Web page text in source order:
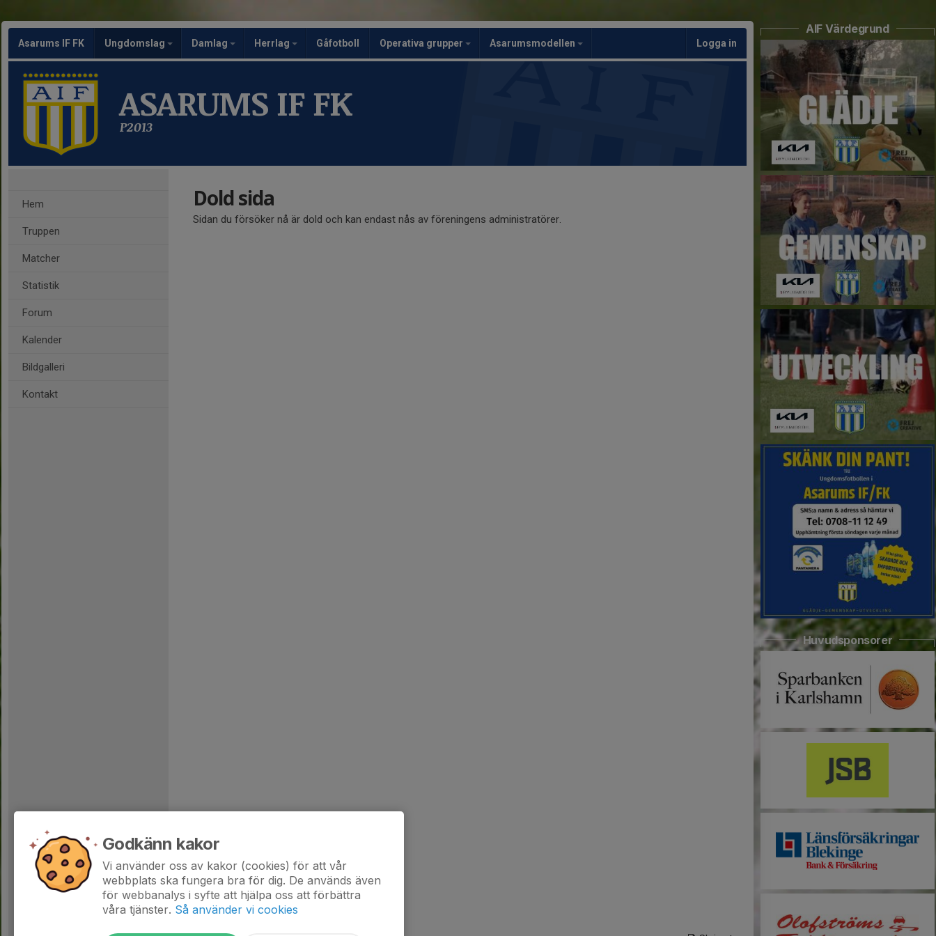
Asarums IF FK Ungdomslag Damlag Herrlag Gåfotboll Operativa grupper Asarumsmodellen Logga in
ASARUMS IF FK
P2013
Hem
Truppen
Matcher
Statistik
Forum
Kalender
Bildgalleri
Kontakt
Dold sida
Sidan du försöker nå är dold och kan endast nås av föreningens administratörer.
AIF Värdegrund
Huvudsponsorer
Godkänn kakor
Vi använder oss av kakor (cookies) för att vår
webbplats ska fungera bra för dig. De används även
för webbanalys i syfte att hjälpa oss att förbättra
våra tjänster. Så använder vi cookies